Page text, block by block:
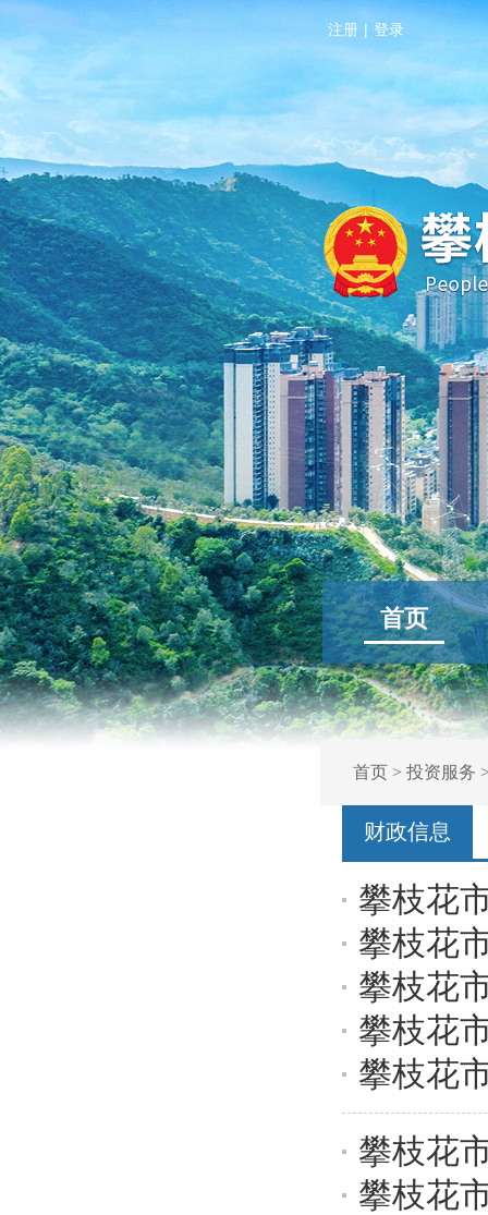
注册 | 登录
首页
首页> 投资服务
财政信息
攀枝花
攀枝花
攀枝花
攀枝花
攀枝花
攀枝花
攀枝花